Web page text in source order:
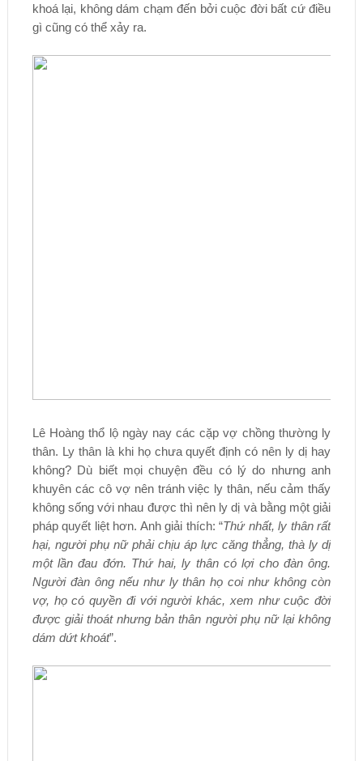
khoá lại, không dám chạm đến bởi cuộc đời bất cứ điều
gì cũng có thể xảy ra.
Lê Hoàng thổ lộ ngày nay các cặp vợ chồng thường ly
thân. Ly thân là khi họ chưa quyết định có nên ly dị hay
không? Dù biết mọi chuyện đều có lý do nhưng anh
khuyên các cô vợ nên tránh việc ly thân, nếu cảm thấy
không sống với nhau được thì nên ly dị và bằng một giải
pháp quyết liệt hơn. Anh giải thích: “Thứ nhất, ly thân rất
hại, người phụ nữ phải chịu áp lực căng thẳng, thà ly dị
một lần đau đớn. Thứ hai, ly thân có lợi cho đàn ông.
Người đàn ông nếu như ly thân họ coi như không còn
vợ, họ có quyền đi với người khác, xem như cuộc đời
được giải thoát nhưng bản thân người phụ nữ lại không
dám dứt khoát”.